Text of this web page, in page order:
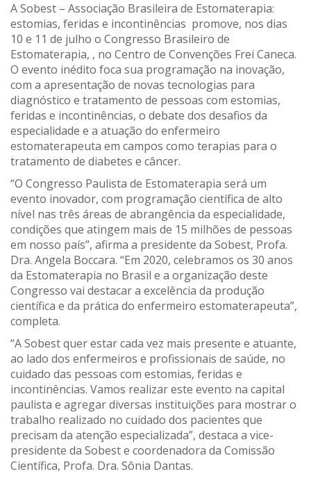
A Sobest – Associação Brasileira de Estomaterapia:
estomias, feridas e incontinências promove, nos dias
10 e 11 de julho o Congresso Brasileiro de
Estomaterapia, , no Centro de Convenções Frei Caneca.
O evento inédito foca sua programação na inovação,
com a apresentação de novas tecnologias para
diagnóstico e tratamento de pessoas com estomias,
feridas e incontinências, o debate dos desafios da
especialidade e a atuação do enfermeiro
estomaterapeuta em campos como terapias para o
tratamento de diabetes e câncer.
“O Congresso Paulista de Estomaterapia será um
evento inovador, com programação científica de alto
nível nas três áreas de abrangência da especialidade,
condições que atingem mais de 15 milhões de pessoas
em nosso país”, afirma a presidente da Sobest, Profa.
Dra. Angela Boccara. “Em 2020, celebramos os 30 anos
da Estomaterapia no Brasil e a organização deste
Congresso vai destacar a excelência da produção
científica e da prática do enfermeiro estomaterapeuta”,
completa.
“A Sobest quer estar cada vez mais presente e atuante,
ao lado dos enfermeiros e profissionais de saúde, no
cuidado das pessoas com estomias, feridas e
incontinências. Vamos realizar este evento na capital
paulista e agregar diversas instituições para mostrar o
trabalho realizado no cuidado dos pacientes que
precisam da atenção especializada”, destaca a vice-
presidente da Sobest e coordenadora da Comissão
Científica, Profa. Dra. Sônia Dantas.